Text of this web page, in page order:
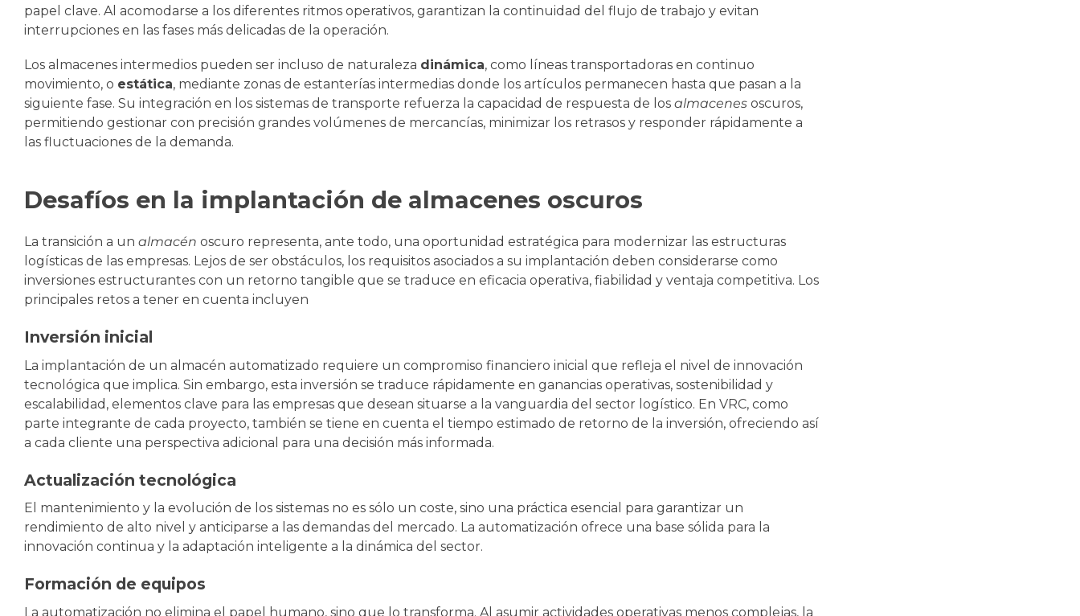
papel clave. Al acomodarse a los diferentes ritmos operativos, garantizan la continuidad del flujo de trabajo y evitan
interrupciones en las fases más delicadas de la operación.
Los almacenes intermedios pueden ser incluso de naturaleza dinámica, como líneas transportadoras en continuo
movimiento, o estática, mediante zonas de estanterías intermedias donde los artículos permanecen hasta que pasan a la
siguiente fase. Su integración en los sistemas de transporte refuerza la capacidad de respuesta de los almacenes oscuros,
permitiendo gestionar con precisión grandes volúmenes de mercancías, minimizar los retrasos y responder rápidamente a
las fluctuaciones de la demanda.
Desafíos en la implantación de almacenes oscuros
La transición a un almacén oscuro representa, ante todo, una oportunidad estratégica para modernizar las estructuras
logísticas de las empresas. Lejos de ser obstáculos, los requisitos asociados a su implantación deben considerarse como
inversiones estructurantes con un retorno tangible que se traduce en eficacia operativa, fiabilidad y ventaja competitiva. Los
principales retos a tener en cuenta incluyen
Inversión inicial
La implantación de un almacén automatizado requiere un compromiso financiero inicial que refleja el nivel de innovación
tecnológica que implica. Sin embargo, esta inversión se traduce rápidamente en ganancias operativas, sostenibilidad y
escalabilidad, elementos clave para las empresas que desean situarse a la vanguardia del sector logístico. En VRC, como
parte integrante de cada proyecto, también se tiene en cuenta el tiempo estimado de retorno de la inversión, ofreciendo así
a cada cliente una perspectiva adicional para una decisión más informada.
Actualización tecnológica
El mantenimiento y la evolución de los sistemas no es sólo un coste, sino una práctica esencial para garantizar un
rendimiento de alto nivel y anticiparse a las demandas del mercado. La automatización ofrece una base sólida para la
innovación continua y la adaptación inteligente a la dinámica del sector.
Formación de equipos
La automatización no elimina el papel humano, sino que lo transforma. Al asumir actividades operativas menos complejas, la